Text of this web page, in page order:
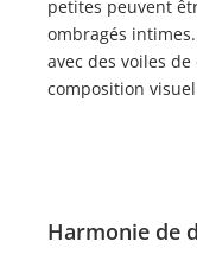
petites peuvent
ombragés
avec des voiles
composition
Harmonie de